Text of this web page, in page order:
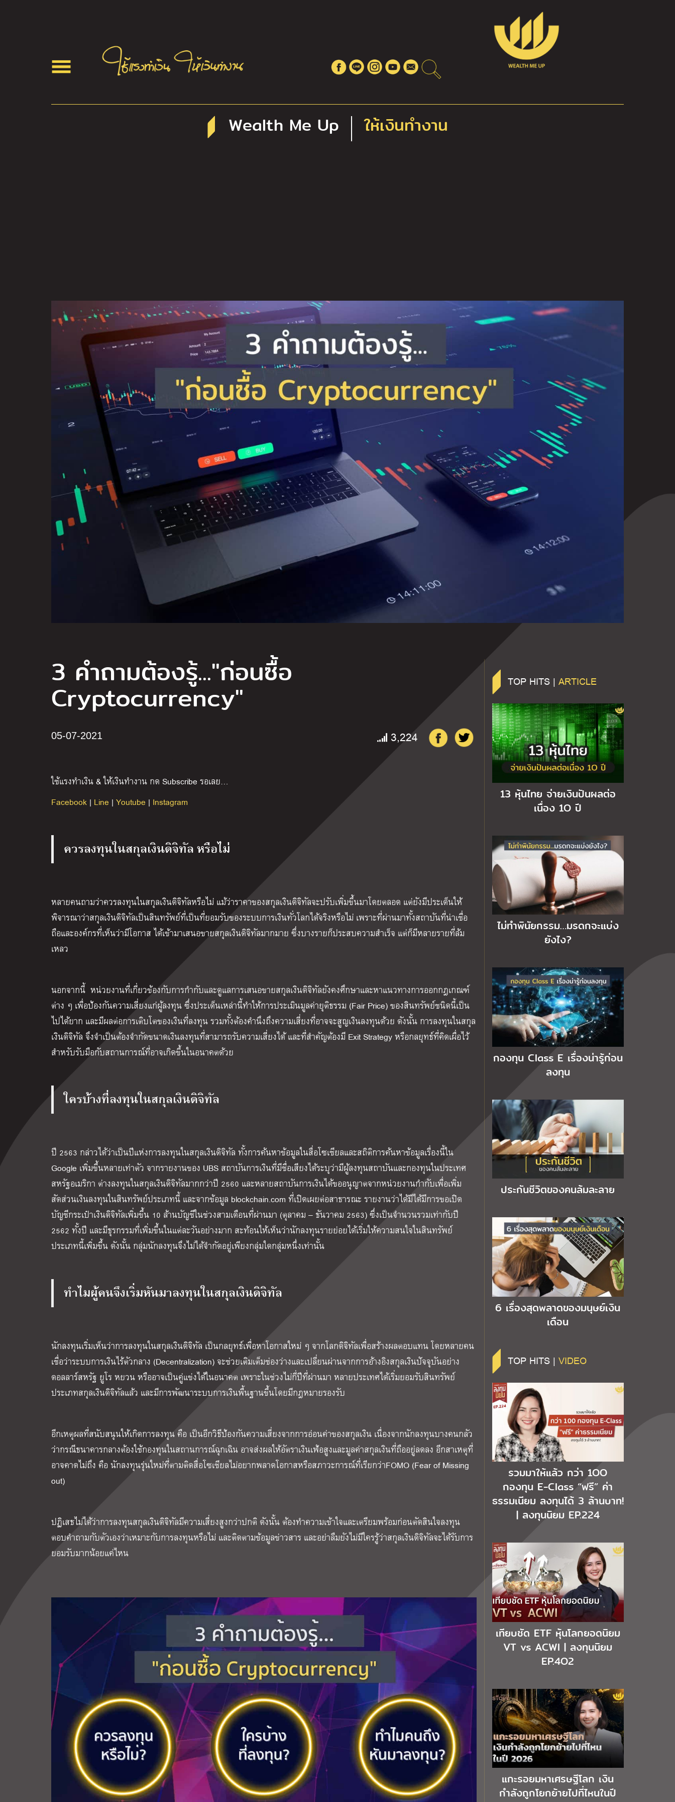
Wealth Me Up ให้เงินทำงาน
3 คำถามต้องรู้..."ก่อนซื้อ
Cryptocurrency"
05-07-2021 3,224
ใช้แรงทำเงิน & ให้เงินทำงาน กด Subscribe รอเลย…
Facebook | Line | Youtube | Instagram
ควรลงทุนในสกุลเงินดิจิทัล หรือไม่
หลายคนถามว่าควรลงทุนในสกุลเงินดิจิทัลหรือไม่ แม้ว่าราคาของสกุลเงินดิจิทัลจะปรับเพิ่มขึ้นมาโดยตลอด แต่ยังมีประเด็นให้
พิจารณาว่าสกุลเงินดิจิทัลเป็นสินทรัพย์ที่เป็นที่ยอมรับของระบบการเงินทั่วโลกได้จริงหรือไม่ เพราะที่ผ่านมาทั้งสถาบันที่น่าเชื่อ
ถือและองค์กรที่เห็นว่ามีโอกาส ได้เข้ามาเสนอขายสกุลเงินดิจิทัลมากมาย ซึ่งบางรายก็ประสบความสำเร็จ แต่ก็มีหลายรายที่ล้ม
เหลว
นอกจากนี้ หน่วยงานที่เกี่ยวข้องกับการกำกับและดูแลการเสนอขายสกุลเงินดิจิทัลยังคงศึกษาและหาแนวทางการออกกฎเกณฑ์
ต่าง ๆ เพื่อป้องกันความเสี่ยงแก่ผู้ลงทุน ซึ่งประเด็นเหล่านี้ทำให้การประเมินมูลค่ายุติธรรม (Fair Price) ของสินทรัพย์ชนิดนี้เป็น
ไปได้ยาก และมีผลต่อการเติบโตของเงินที่ลงทุน รวมทั้งต้องคำนึงถึงความเสี่ยงที่อาจจะสูญเงินลงทุนด้วย ดังนั้น การลงทุนในสกุล
เงินดิจิทัล จึงจำเป็นต้องจำกัดขนาดเงินลงทุนที่สามารถรับความเสี่ยงได้ และที่สำคัญต้องมี Exit Strategy หรือกลยุทธ์ที่คิดเผื่อไว้
สำหรับรับมือกับสถานการณ์ที่อาจเกิดขึ้นในอนาคตด้วย
ใครบ้างที่ลงทุนในสกุลเงินดิจิทัล
ปี 2563 กล่าวได้ว่าเป็นปีแห่งการลงทุนในสกุลเงินดิจิทัล ทั้งการค้นหาข้อมูลในสื่อโซเชียลและสถิติการค้นหาข้อมูลเรื่องนี้ใน
Google เพิ่มขึ้นหลายเท่าตัว จากรายงานของ UBS สถาบันการเงินที่มีชื่อเสียงได้ระบุว่ามีผู้ลงทุนสถาบันและกองทุนในประเทศ
สหรัฐอเมริกา ต่างลงทุนในสกุลเงินดิจิทัลมากกว่าปี 2560 และหลายสถาบันการเงินได้ขออนุญาตจากหน่วยงานกำกับเพื่อเพิ่ม
สัดส่วนเงินลงทุนในสินทรัพย์ประเภทนี้ และจากข้อมูล blockchain.com ที่เปิดเผยต่อสาธารณะ รายงานว่าได้มีได้มีการขอเปิด
บัญชีกระเป๋าเงินดิจิทัลเพิ่มขึ้น 10 ล้านบัญชีในช่วงสามเดือนที่ผ่านมา (ตุลาคม – ธันวาคม 2563) ซึ่งเป็นจำนวนรวมเท่ากับปี
2562 ทั้งปี และมีธุรกรรมที่เพิ่มขึ้นในแต่ละวันอย่างมาก สะท้อนให้เห็นว่านักลงทุนรายย่อยได้เริ่มให้ความสนใจในสินทรัพย์
ประเภทนี้เพิ่มขึ้น ดังนั้น กลุ่มนักลงทุนจึงไม่ได้จำกัดอยู่เพียงกลุ่มใดกลุ่มหนึ่งเท่านั้น
ทำไมผู้คนจึงเริ่มหันมาลงทุนในสกุลเงินดิจิทัล
นักลงทุนเริ่มเห็นว่าการลงทุนในสกุลเงินดิจิทัล เป็นกลยุทธ์เพื่อหาโอกาสใหม่ ๆ จากโลกดิจิทัลเพื่อสร้างผลตอบแทน โดยหลายคน
เชื่อว่าระบบการเงินไร้ตัวกลาง (Decentralization) จะช่วยเติมเต็มช่องว่างและเปลี่ยนผ่านจากการอ้างอิงสกุลเงินปัจจุบันอย่าง
ดอลลาร์สหรัฐ ยูโร หยวน หรืออาจเป็นคู่แข่งได้ในอนาคต เพราะในช่วงไม่กี่ปีที่ผ่านมา หลายประเทศได้เริ่มยอมรับสินทรัพย์
ประเภทสกุลเงินดิจิทัลแล้ว และมีการพัฒนาระบบการเงินพื้นฐานขึ้นโดยมีกฎหมายรองรับ
อีกเหตุผลที่สนับสนุนให้เกิดการลงทุน คือ เป็นอีกวิธีป้องกันความเสี่ยงจากการอ่อนค่าของสกุลเงิน เนื่องจากนักลงทุนบางคนกลัว
ว่ากรณีธนาคารกลางต้องใช้กองทุนในสถานการณ์ฉุกเฉิน อาจส่งผลให้อัตราเงินเฟ้อสูงและมูลค่าสกุลเงินที่ถืออยู่ลดลง อีกสาเหตุที่
อาจคาดไม่ถึง คือ นักลงทุนรุ่นใหม่ที่ตามติดสื่อโซเชียลไม่อยากพลาดโอกาสหรือสภาวะการณ์ที่เรียกว่าFOMO (Fear of Missing
out)
ปฏิเสธไม่ได้ว่าการลงทุนสกุลเงินดิจิทัลมีความเสี่ยงสูงกว่าปกติ ดังนั้น ต้องทำความเข้าใจและเตรียมพร้อมก่อนตัดสินใจลงทุน
ตอบคำถามกับตัวเองว่าเหมาะกับการลงทุนหรือไม่ และติดตามข้อมูลข่าวสาร และอย่าลืมยังไม่มีใครรู้ว่าสกุลเงินดิจิทัลจะได้รับการ
ยอมรับมากน้อยแค่ไหน
TOP HITS | ARTICLE
13 หุ้นไทย จ่ายเงินปันผลต่อ
เนื่อง 1O ปี
ไม่ทำพินัยกรรม…มรดกจะแบ่ง
ยังไง?
กองทุน Class E เรื่องน่ารู้ก่อน
ลงทุน
ประกันชีวิตของคนล้มละลาย
6 เรื่องสุดพลาดของมนุษย์เงิน
เดือน
TOP HITS | VIDEO
รวมมาให้แล้ว กว่า 1OO
กองทุน E-Class “ฟรี” ค่า
ธรรมเนียม ลงทุนได้ 3 ล้านบาท!
| ลงทุนนิยม EP.224
เทียบชัด ETF หุ้นโลกยอดนิยม
VT vs ACWI | ลงทุนนิยม
EP.4O2
แกะรอยมหาเศรษฐีโลก เงิน
กำลังถูกโยกย้ายไปที่ไหนในปี